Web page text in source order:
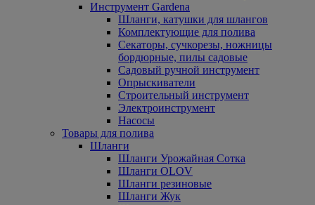
Инструмент Gardena
Шланги, катушки для шлангов
Комплектующие для полива
Секаторы, сучкорезы, ножницы
бордюрные, пилы садовые
Садовый ручной инструмент
Опрыскиватели
Строительный инструмент
Электроинструмент
Насосы
Товары для полива
Шланги
Шланги Урожайная Сотка
Шланги OLOV
Шланги резиновые
Шланги Жук